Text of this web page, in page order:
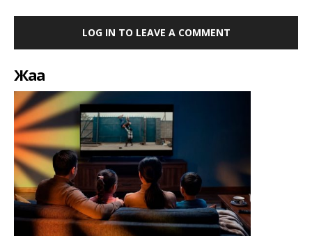
LOG IN TO LEAVE A COMMENT
Жаңа